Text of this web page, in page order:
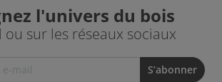
l'univers du bois
ou sur les réseaux sociaux